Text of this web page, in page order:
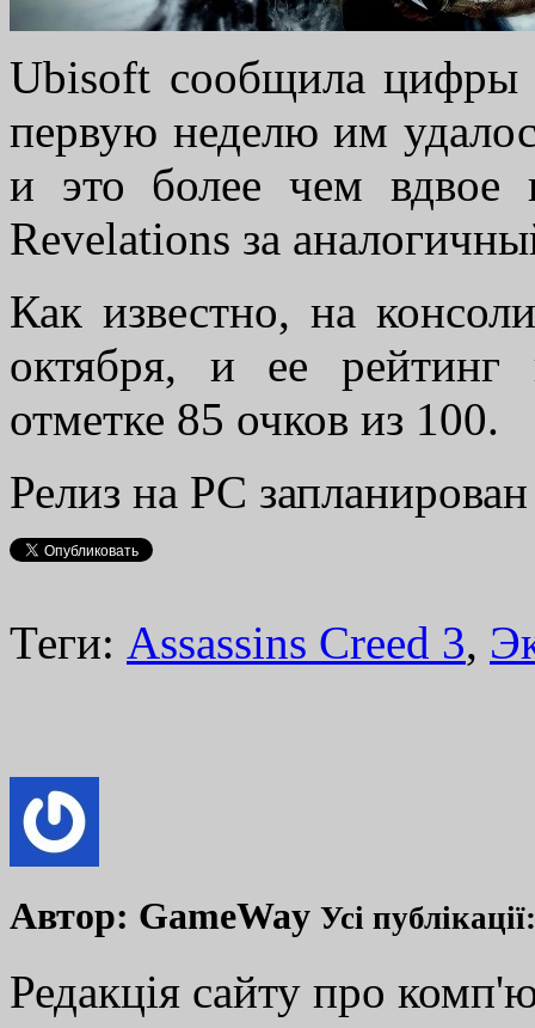
Ubisoft сообщила
первую неделю им
и это более чем вдвое
Revelations за
Как известно, на
октября, и ее рейтинг
отметке 85 очков из 100.
Релиз на PC
Теги: Assassins Creed 3,
Автор: GameWay Усі
Редакція сайту про